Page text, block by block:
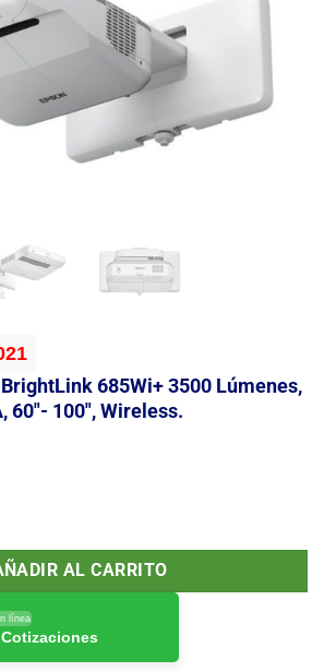
685Wi+ 3500 Lúmenes,
60″- 100″, Wireless.
685Wi+ 3500 Lúmenes, 1280x800,
AL CARRITO
línea